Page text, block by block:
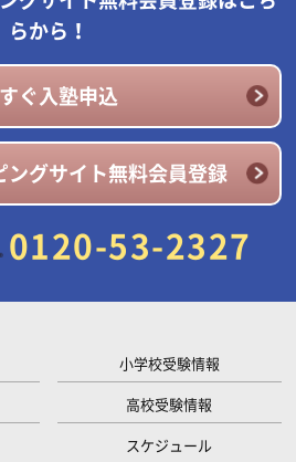
らから！
ぐ入塾申込
ングサイト無料会員登録
0120-53-2327
小学校受験情報
高校受験情報
スケジュール